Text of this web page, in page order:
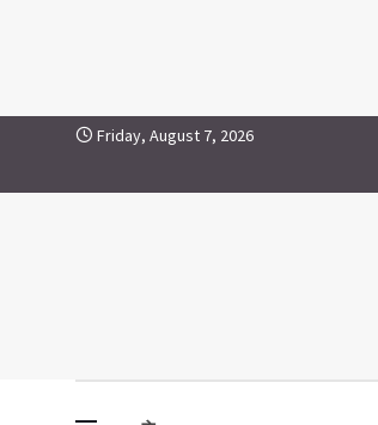
Skip to contentFriday, August 7, 2026